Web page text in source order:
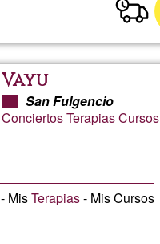
Vayu
San Fulgencio
Conciertos Terapias Cursos
- MisTerapias- Mis Cursos